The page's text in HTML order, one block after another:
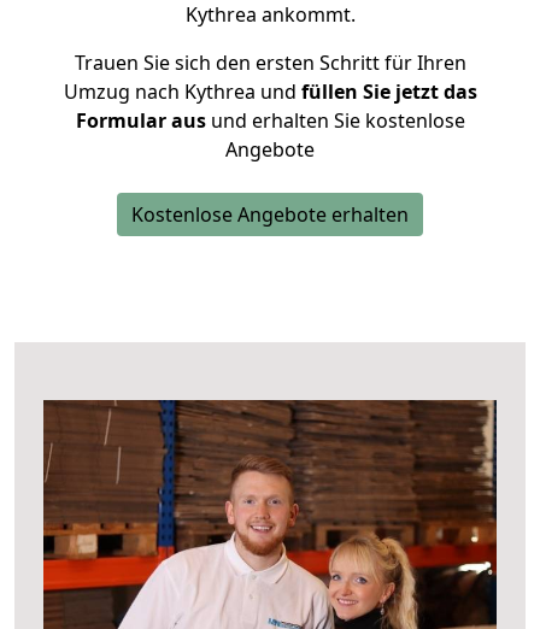
Kythrea ankommt.
Trauen Sie sich den ersten Schritt für Ihren
Umzug nach Kythrea und füllen Sie jetzt das
Formular ausund erhalten Sie kostenlose
Angebote
Kostenlose Angebote erhalten